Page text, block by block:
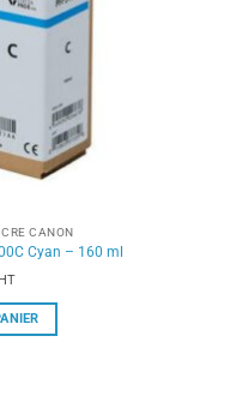
CANON
Cyan – 160 ml
HT